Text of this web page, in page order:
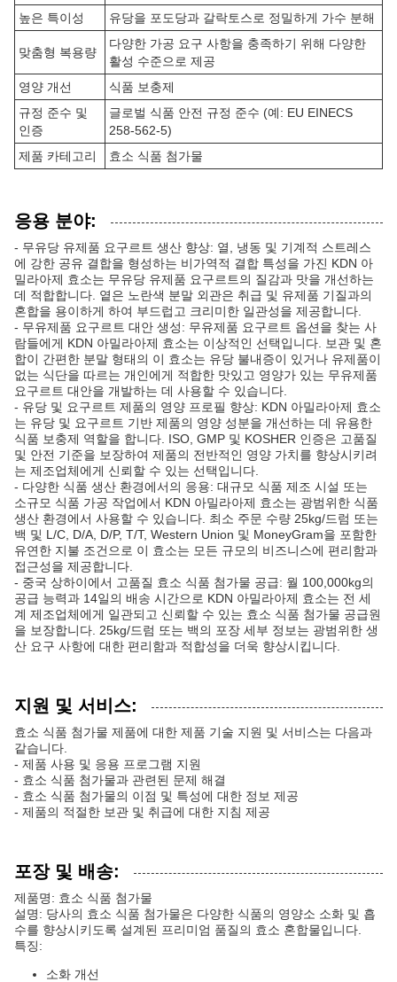
높은 특이성
유당을 포도당과 갈락토스로 정밀하게 가수 분해
맞춤형 복용량
다양한 가공 요구 사항을 충족하기 위해 다양한
활성 수준으로 제공
영양 개선
식품 보충제
규정 준수 및
인증
글로벌 식품 안전 규정 준수 (예: EU EINECS
258-562-5)
제품 카테고리
효소 식품 첨가물
응용 분야:
- 무유당 유제품 요구르트 생산 향상: 열, 냉동 및 기계적 스트레스
에 강한 공유 결합을 형성하는 비가역적 결합 특성을 가진 KDN 아
밀라아제 효소는 무유당 유제품 요구르트의 질감과 맛을 개선하는
데 적합합니다. 옅은 노란색 분말 외관은 취급 및 유제품 기질과의
혼합을 용이하게 하여 부드럽고 크리미한 일관성을 제공합니다.
- 무유제품 요구르트 대안 생성: 무유제품 요구르트 옵션을 찾는 사
람들에게 KDN 아밀라아제 효소는 이상적인 선택입니다. 보관 및 혼
합이 간편한 분말 형태의 이 효소는 유당 불내증이 있거나 유제품이
없는 식단을 따르는 개인에게 적합한 맛있고 영양가 있는 무유제품
요구르트 대안을 개발하는 데 사용할 수 있습니다.
- 유당 및 요구르트 제품의 영양 프로필 향상: KDN 아밀라아제 효소
는 유당 및 요구르트 기반 제품의 영양 성분을 개선하는 데 유용한
식품 보충제 역할을 합니다. ISO, GMP 및 KOSHER 인증은 고품질
및 안전 기준을 보장하여 제품의 전반적인 영양 가치를 향상시키려
는 제조업체에게 신뢰할 수 있는 선택입니다.
- 다양한 식품 생산 환경에서의 응용: 대규모 식품 제조 시설 또는
소규모 식품 가공 작업에서 KDN 아밀라아제 효소는 광범위한 식품
생산 환경에서 사용할 수 있습니다. 최소 주문 수량 25kg/드럼 또는
백 및 L/C, D/A, D/P, T/T, Western Union 및 MoneyGram을 포함한
유연한 지불 조건으로 이 효소는 모든 규모의 비즈니스에 편리함과
접근성을 제공합니다.
- 중국 상하이에서 고품질 효소 식품 첨가물 공급: 월 100,000kg의
공급 능력과 14일의 배송 시간으로 KDN 아밀라아제 효소는 전 세
계 제조업체에게 일관되고 신뢰할 수 있는 효소 식품 첨가물 공급원
을 보장합니다. 25kg/드럼 또는 백의 포장 세부 정보는 광범위한 생
산 요구 사항에 대한 편리함과 적합성을 더욱 향상시킵니다.
지원 및 서비스:
효소 식품 첨가물 제품에 대한 제품 기술 지원 및 서비스는 다음과
같습니다.
- 제품 사용 및 응용 프로그램 지원
- 효소 식품 첨가물과 관련된 문제 해결
- 효소 식품 첨가물의 이점 및 특성에 대한 정보 제공
- 제품의 적절한 보관 및 취급에 대한 지침 제공
포장 및 배송:
제품명: 효소 식품 첨가물
설명: 당사의 효소 식품 첨가물은 다양한 식품의 영양소 소화 및 흡
수를 향상시키도록 설계된 프리미엄 품질의 효소 혼합물입니다.
특징:
소화 개선